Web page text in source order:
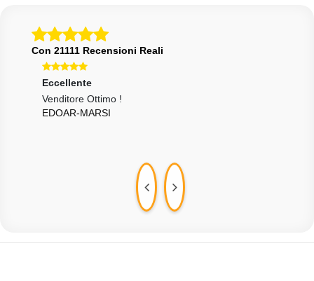
Con 21111 Recensioni Reali
Eccellente
Venditore Ottimo !
EDOAR-MARSI